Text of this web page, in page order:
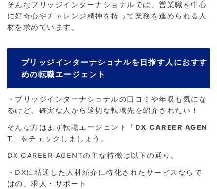
そんなブリッジインターナショナルでは、営業職を中心
に好奇心やチャレンジ精神を持って業務を進められる人
材を求めています。
ブリッジインターナショナルを目指す人におすす
めの転職エージェント
・ブリッジインターナショナルの口コミや年収も気にな
るけど、確実な人から適切な転職先を紹介されたい！
そんな方はまず転職エージェント「 DX CAREER AGEN
T 」をチェックしましょう。
DX CAREER AGENTの主な特徴は以下の通り。
・DXに精通した人材紹介に特化されたサービスならで
はの、求人・サポート